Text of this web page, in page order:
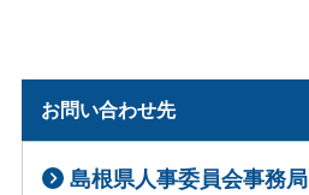
お問い合わせ先
島根県人事委員会事務局